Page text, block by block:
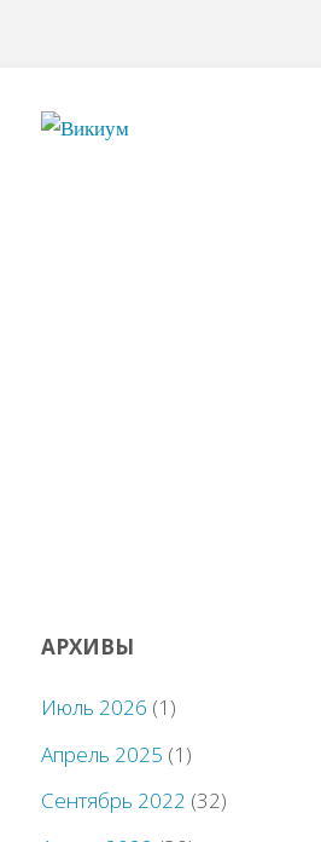
АРХИВЫ
Июль 2026 (1)
Апрель 2025 (1)
Сентябрь 2022 (32)